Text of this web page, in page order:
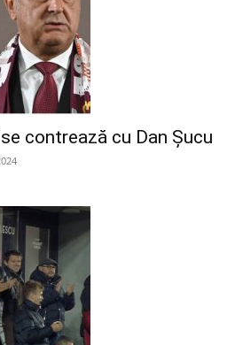
contrează cu Dan Șucu